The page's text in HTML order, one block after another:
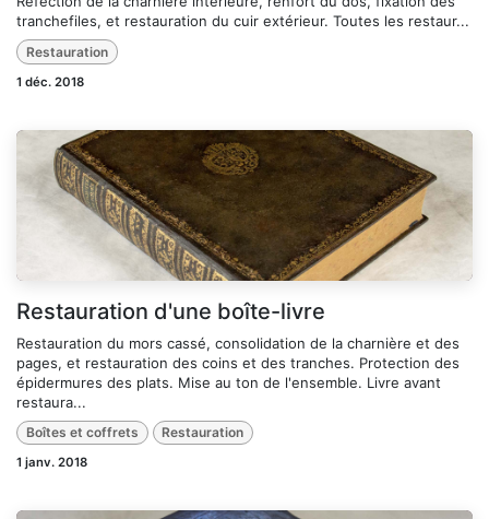
tranchefiles, et restauration du cuir extérieur. Toutes les restaur...
Restauration
1 déc. 2018
Restauration d'une boîte-livre
Restauration du mors cassé, consolidation de la charnière et des
pages, et restauration des coins et des tranches. Protection des
épidermures des plats. Mise au ton de l'ensemble. Livre avant
restaura...
Boîtes et coffrets Restauration
1 janv. 2018